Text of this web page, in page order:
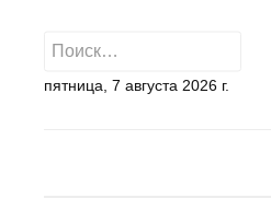
пятница, 7 августа 2026 г.